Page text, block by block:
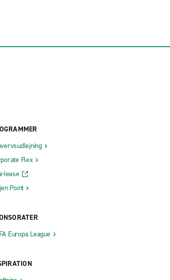
Flex
lease
Point
Europa League